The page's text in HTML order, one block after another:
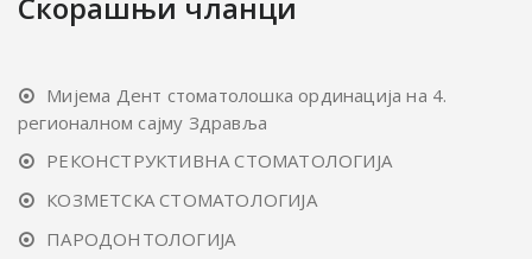
Мијема Дент стоматолошка ординација на 4.
регионалном сајму Здравља
РЕКОНСТРУКТИВНА СТОМАТОЛОГИЈА
КОЗМЕТСКА СТОМАТОЛОГИЈА
ПАРОДОНТОЛОГИЈА